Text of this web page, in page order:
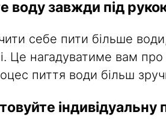
воду завжди під
себе пити більше
Це нагадуватиме вам
пиття води більш
індивідуальну